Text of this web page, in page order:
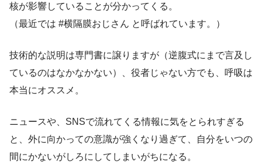
核が影響していることが分かってくる。
（最近では #横隔膜おじさん と呼ばれています。）
技術的な説明は専門書に譲りますが（逆腹式にまで言及し
ているのはなかなかない）、役者じゃない方でも、呼吸は
本当にオススメ。
ニュースや、SNSで流れてくる情報に気をとられすぎる
と、外に向かっての意識が強くなり過ぎて、自分をいつの
間にかないがしろにしてしまいがちになる。